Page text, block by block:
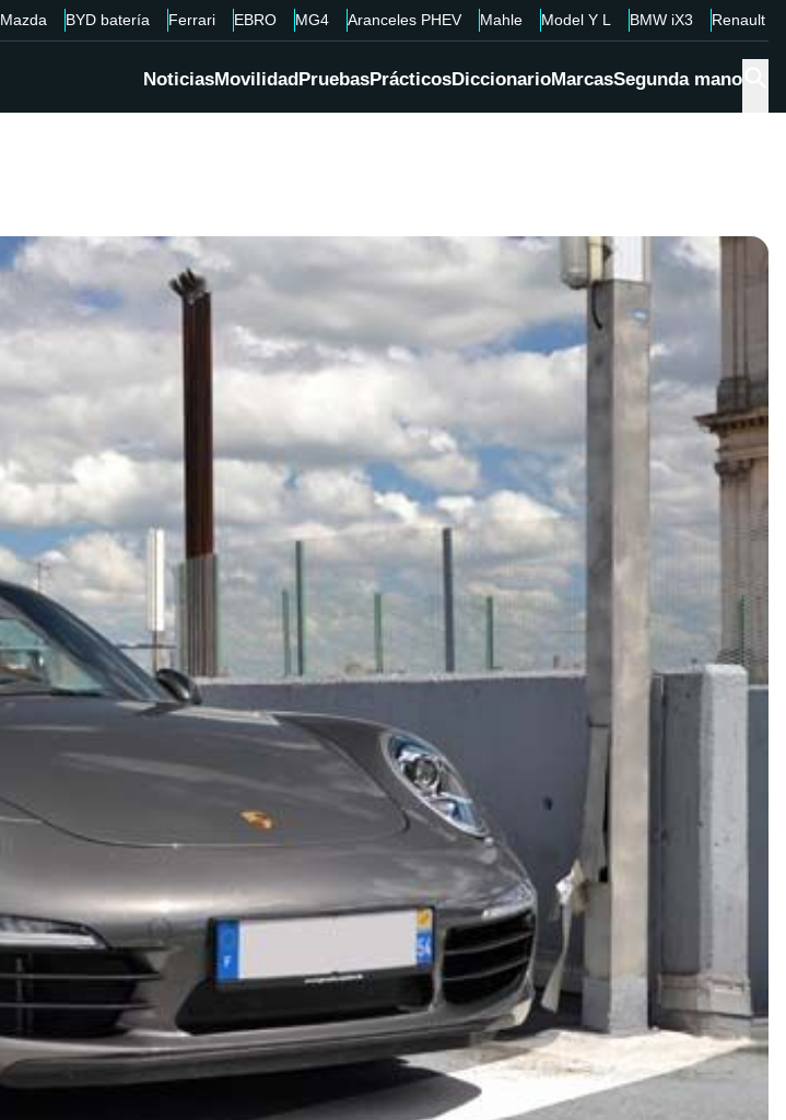
Mazda BYD batería Ferrari EBRO MG4 Aranceles PHEV Mahle Model Y L BMW iX3 Renault
NoticiasMovilidadPruebasPrácticosDiccionarioMarcasSegunda mano